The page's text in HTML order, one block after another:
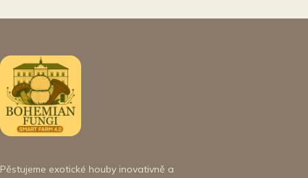
Pěstujeme exotické houby inovativně a